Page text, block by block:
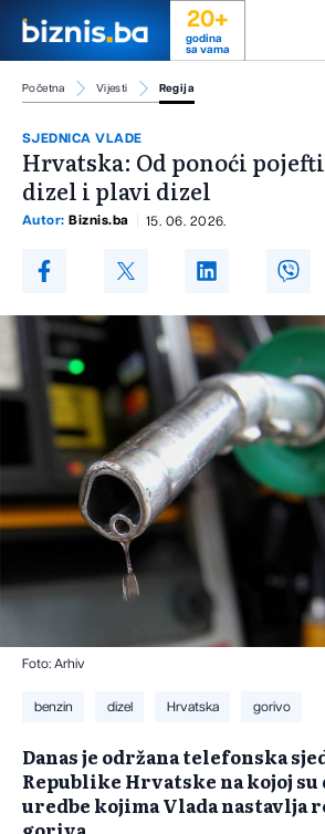
20+
godina
sa vama
Početna Vijesti Regija
SJEDNICA VLADE
Hrvatska: Od ponoći
dizel i plavi dizel
Autor: Biznis.ba 15. 06. 2026.
Foto: Arhiv
benzin dizel Hrvatska gorivo
Danas je održana telefonska
Republike Hrvatske na kojoj su
uredbe kojima Vlada nastavlja